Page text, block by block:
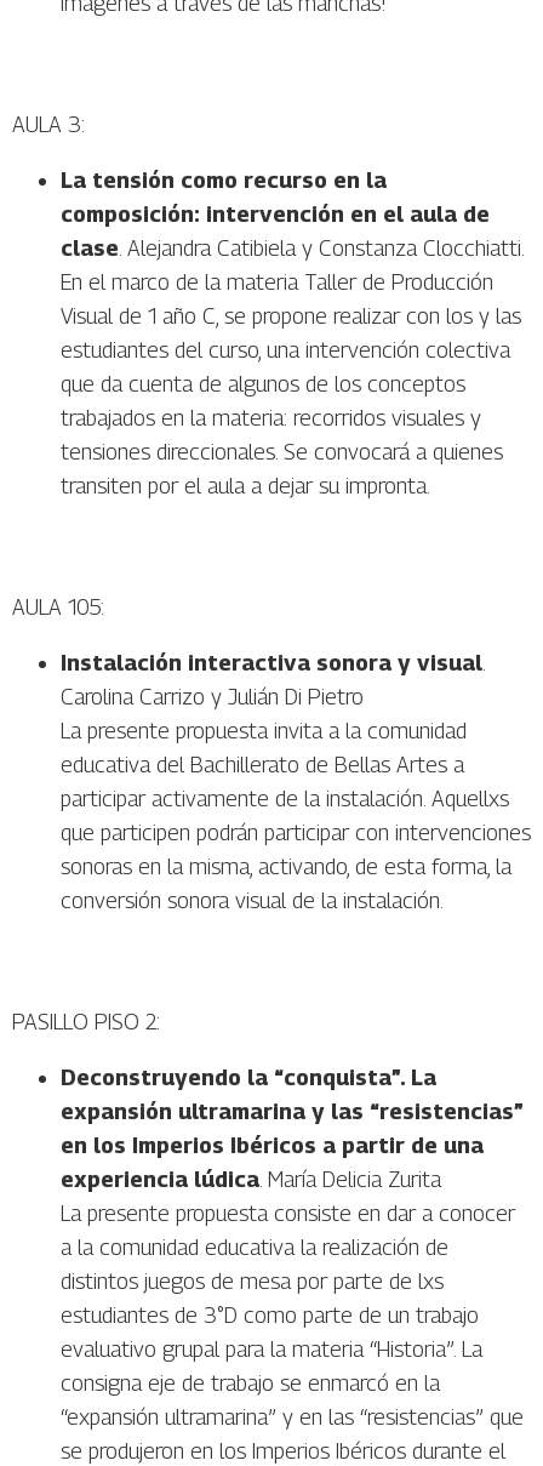
AULA 3:
La tensión como recurso en la
composición: intervención en el aula de
clase. Alejandra Catibiela y Constanza Clocchiatti.
En el marco de la materia Taller de Producción
Visual de 1 año C, se propone realizar con los y las
estudiantes del curso, una intervención colectiva
que da cuenta de algunos de los conceptos
trabajados en la materia: recorridos visuales y
tensiones direccionales. Se convocará a quienes
transiten por el aula a dejar su impronta.
AULA 105:
Instalación interactiva sonora y visual.
Carolina Carrizo y Julián Di Pietro
La presente propuesta invita a la comunidad
educativa del Bachillerato de Bellas Artes a
participar activamente de la instalación. Aquellxs
que participen podrán participar con intervenciones
sonoras en la misma, activando, de esta forma, la
conversión sonora visual de la instalación.
PASILLO PISO 2:
Deconstruyendo la “conquista”. La
expansión ultramarina y las “resistencias”
en los Imperios Ibéricos a partir de una
experiencia lúdica. María Delicia Zurita
La presente propuesta consiste en dar a conocer
a la comunidad educativa la realización de
distintos juegos de mesa por parte de lxs
estudiantes de 3°D como parte de un trabajo
evaluativo grupal para la materia “Historia”. La
consigna eje de trabajo se enmarcó en la
“expansión ultramarina” y en las “resistencias” que
se produjeron en los Imperios Ibéricos durante el